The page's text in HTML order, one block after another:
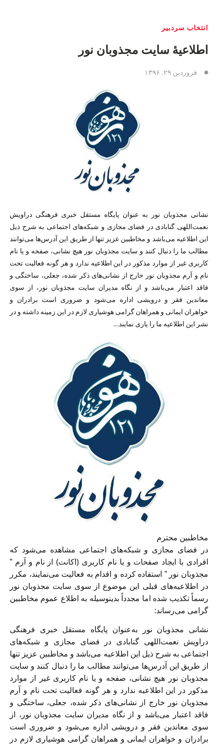
انتخاب سردبیر
اطلاعیهٔ سایت مجذوبان نور
فروردین ۲۹, ۱۳۹۶
نشانی مجذوبان نور به عنوان پایگاه مستقل خبرى فرهنگى دراويش
نعمت‌اللهى گنابادى در فضای مجازی و شبکه‌های اجتماعی به شرح ذیل
این اطلاعیه می‌باشد و مخاطبین عزیز تنها از طریق این آدرس‌ها می‌توانند
مطالب ما را دنبال کنند و سایت مجذوبان نور هیچ نشانی، صفحه‌ و یا نام
کاربری غیر از موارد مذکور در این اطلاعیه ندارد و هر گونه فعالیت تحت
نام و آرم مجذوبان نور خارج از نشانی‌های ذکر شده، جعلی، ساختگی و
فاقد اعتبار می‌باشد و از نگاه مدیران سایت مجذوبان نور، از سوی
معاندین فقر و درویشی اداره می‌شود و ضروری است برادران و
خواهران ایمانی و همراهان گرامی هوشیاری لازم در این زمینه داشته و در
نشر این اطلاعیه ما را یاری نمایند…
مخاطبین محترم
در فضای مجازی و شبکه‌های اجتماعی مشاهده می‌شود که
افرادی با ایجاد صفحات و یا نام کاربری (اکانت) از نام و آرم ”
مجذوبان نور ” استفاده کرده و اقدام به فعالیت می‌نمایند، مکرر
در اطلاعیه‌های قبلی این موضوع از سوی سایت مجذوبان نور
رسماً تکذیب شده اما مجدداً بدینوسیله به اطلاع عموم مخاطبین
گرامی می‌رساند:
نشانی مجذوبان نور به‌عنوان پایگاه مستقل خبرى فرهنگى
دراويش نعمت‌اللهى گنابادى در فضای مجازی و شبکه‌های
اجتماعی به شرح ذیل این اطلاعیه می‌باشد و مخاطبین عزیز تنها
از طریق این آدرس‌ها می‌توانند مطالب ما را دنبال کنند و سایت
مجذوبان نور هیچ نشانی، صفحه‌ و یا نام کاربری غیر از موارد
مذکور در این اطلاعیه ندارد و هر گونه فعالیت تحت نام و آرم
مجذوبان نور خارج از نشانی‌های ذکر شده، جعلی، ساختگی و
فاقد اعتبار می‌باشد و از نگاه مدیران سایت مجذوبان نور، از
سوی معاندین فقر و درویشی اداره می‌شود و ضروری است
برادران و خواهران ایمانی و همراهان گرامی هوشیاری لازم در